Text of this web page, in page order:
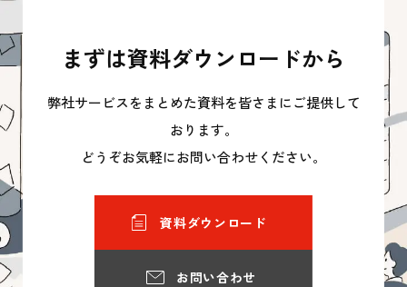
まずは資料ダウンロードから
弊社サービスをまとめた資料を皆さまにご提供して
おります。
どうぞお気軽にお問い合わせください。
お問い合わせ
資料ダウンロード